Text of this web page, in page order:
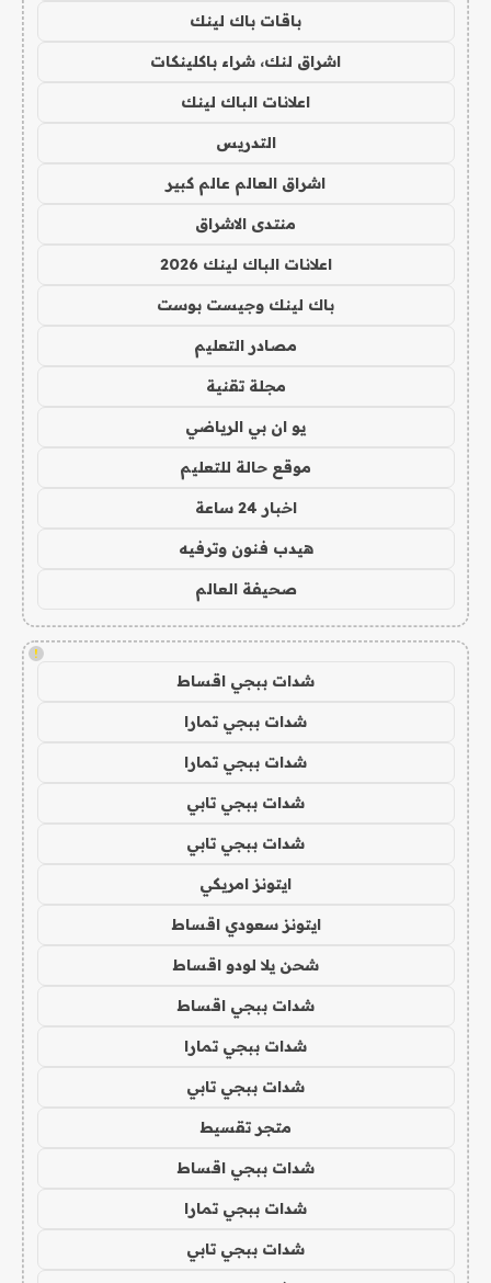
باقات باك لينك
اشراق لنك، شراء باكلينكات
اعلانات الباك لينك
التدريس
اشراق العالم عالم كبير
منتدى الاشراق
اعلانات الباك لينك 2026
باك لينك وجيست بوست
مصادر التعليم
مجلة تقنية
يو ان بي الرياضي
موقع حالة للتعليم
اخبار 24 ساعة
هيدب فنون وترفيه
صحيفة العالم
!
شدات ببجي اقساط
شدات ببجي تمارا
شدات ببجي تمارا
شدات ببجي تابي
شدات ببجي تابي
ايتونز امريكي
ايتونز سعودي اقساط
شحن يلا لودو اقساط
شدات ببجي اقساط
شدات ببجي تمارا
شدات ببجي تابي
متجر تقسيط
شدات ببجي اقساط
شدات ببجي تمارا
شدات ببجي تابي